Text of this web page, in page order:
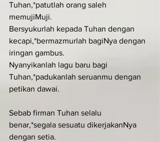
Tuhan,*patutlah orang saleh
memujiMuji.
Bersyukurlah kepada Tuhan dengan
kecapi,*bermazmurlah bagiNya dengan
iringan gambus.
Nyanyikanlah lagu baru bagi
Tuhan,*padukanlah seruanmu dengan
petikan dawai.
Sebab firman Tuhan selalu
benar,*segala sesuatu dikerjakanNya
dengan setia.